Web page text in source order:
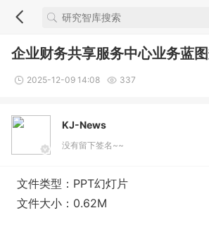
企业财务共享服务中心业务蓝
2025-12-09 14:08 337
KJ-News
没有留下签名~~
文件类型：PPT幻灯片
文件大小：0.62M